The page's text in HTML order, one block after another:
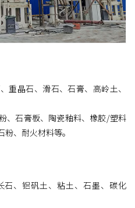
重晶石、滑石、石膏、高岭土、
、石膏板、陶瓷釉料、橡胶/塑料
、耐火材料等。
石、铝矾土、粘土、石墨、碳化